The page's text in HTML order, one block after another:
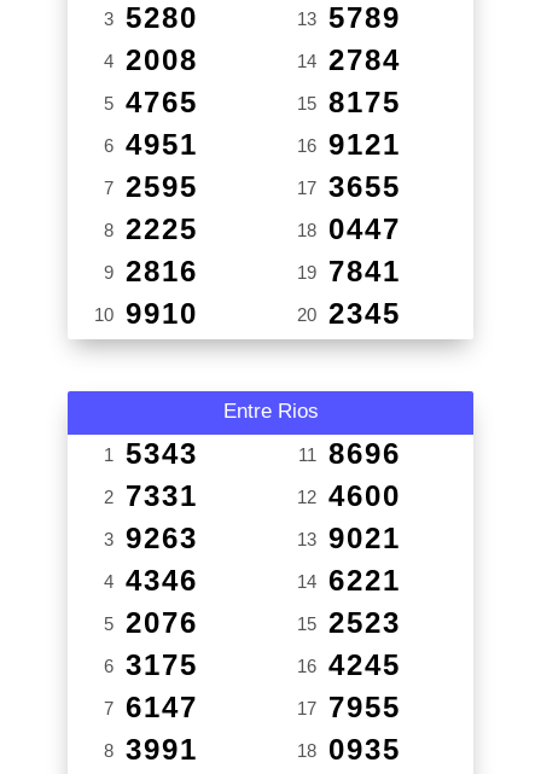
3 5280
4 2008
5 4765
6 4951
7 2595
8 2225
9 2816
10 9910
13 5789
14 2784
15 8175
16 9121
17 3655
18 0447
19 7841
20 2345
Entre Rios
1 5343
2 7331
3 9263
4 4346
5 2076
6 3175
7 6147
8 3991
11 8696
12 4600
13 9021
14 6221
15 2523
16 4245
17 7955
18 0935